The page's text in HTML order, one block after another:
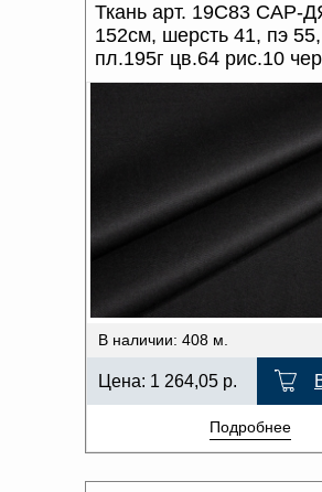
Ткань арт. 19С83 САР-
152см, шерсть 41, пэ
пл.195г цв.64 рис.10
В наличии: 408 м.
Цена: 1 264,05 р.
Подробнее